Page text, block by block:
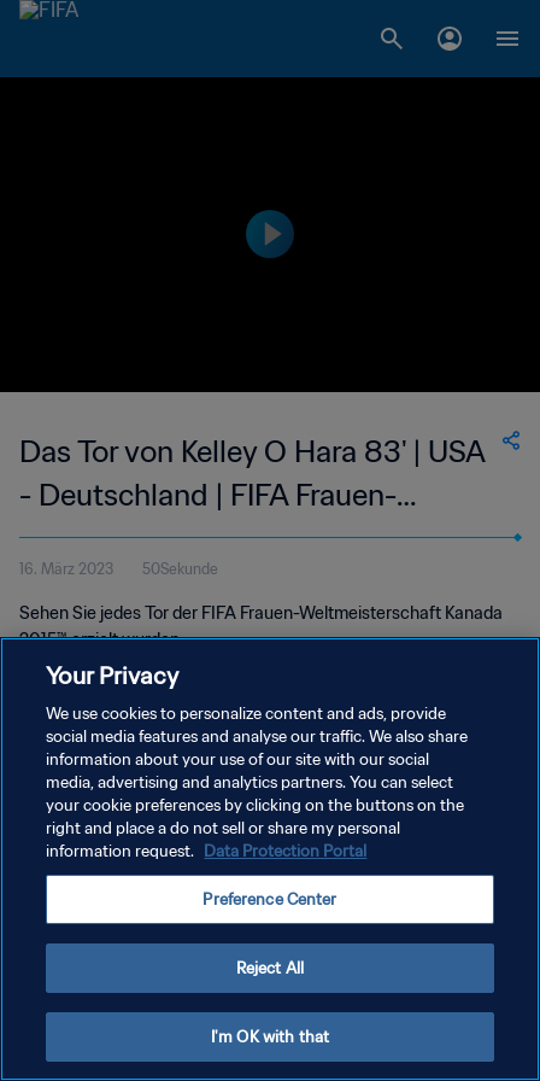
Das Tor von Kelley O Hara 83' | USA
- Deutschland | FIFA Frauen-
Weltmeisterschaft Kanada 2015™
16. März 2023 50Sekunde
Sehen Sie jedes Tor der FIFA Frauen-Weltmeisterschaft Kanada
2015™ erzielt wurden.
DATENSCHUTZ
NUTZUNGSBEDINGUNGEN
COOKIE-EINSTELLUNGEN VERWALTEN
Your Privacy
We use cookies to personalize content and ads, provide
social media features and analyse our traffic. We also share
information about your use of our site with our social
media, advertising and analytics partners. You can select
your cookie preferences by clicking on the buttons on the
right and place a do not sell or share my personal
information request. Data Protection Portal
Preference Center
Reject All
I'm OK with that